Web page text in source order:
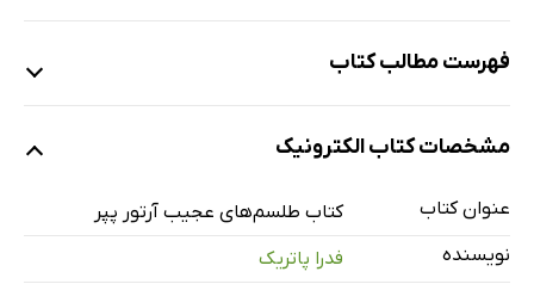
فهرست مطالب کتاب
عزمِ سفر
مشخصات کتاب الکترونیک
عنوان کتاب
کتاب طلسم‌های عجیب آرتور پپر
نویسنده
فدرا پاتریک